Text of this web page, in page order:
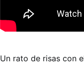
Un rato de risas con